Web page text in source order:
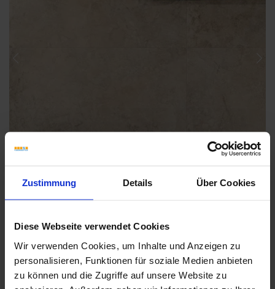
Zustimmung Details Über Cookies
Diese Webseite verwendet Cookies
Wir verwenden Cookies, um Inhalte und Anzeigen zu
personalisieren, Funktionen für soziale Medien anbieten
zu können und die Zugriffe auf unsere Website zu
Weitere Serien von Sant Agostino